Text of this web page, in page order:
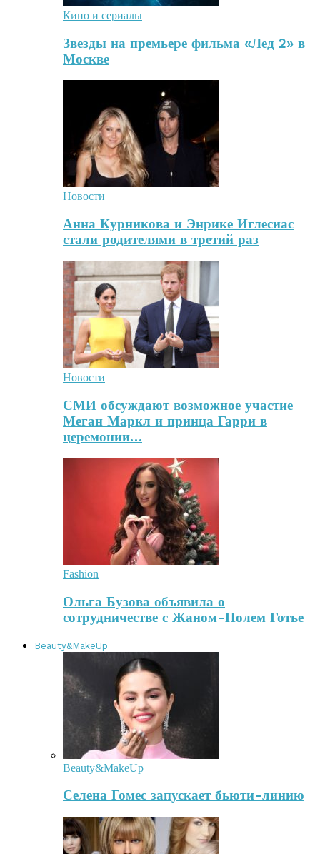
Кино и сериалы
Звезды на премьере фильма «Лед 2» в
Москве
Новости
Анна Курникова и Энрике Иглесиас
стали родителями в третий раз
Новости
СМИ обсуждают возможное участие
Меган Маркл и принца Гарри в
церемонии…
Fashion
Ольга Бузова объявила о
сотрудничестве с Жаном-Полем Готье
Beauty&MakeUp
Beauty&MakeUp
Селена Гомес запускает бьюти-линию